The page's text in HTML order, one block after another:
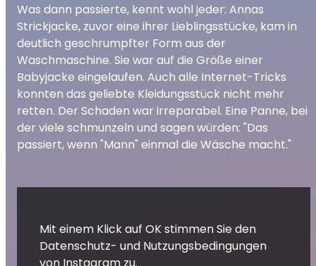
Was dann passierte, kennt wohl jeder: Annas
Strickjacke, zuvor eine ihrer Lieblingsstücke, kam in
deutlich geschrumpfter Form aus der
Waschmaschine. Sie war auf die Größe einer
Babyjacke eingelaufen. Auch alle Internet-Tricks
konnten das geliebte Kleidungsstück nicht mehr
retten. Der Schaden war irreparabel. Eine Panne, bei
der viele schmunzeln und sagen würden: "Das
passiert, wenn "Mann" einmal die Wäsche macht."
Mit einem Klick auf OK stimmen Sie den
Datenschutz- und Nutzungsbedingungen
von Instagram zu.